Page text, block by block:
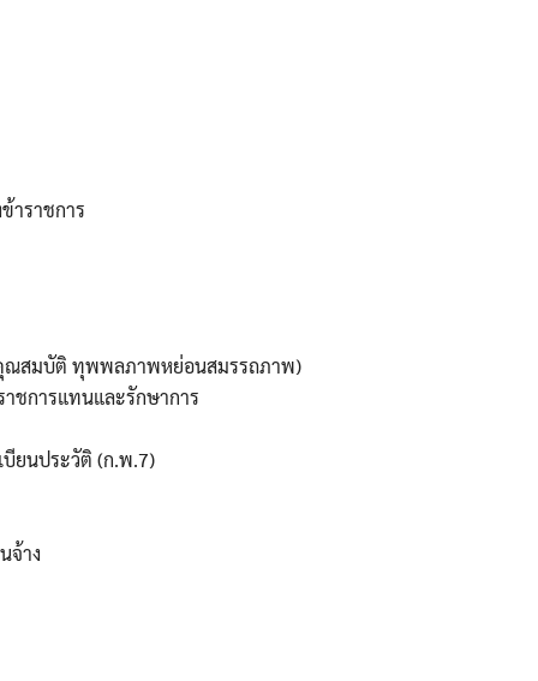
าราชการ
คุณสมบัติ ทุพพลภาพหย่อนสมรรถภาพ)
ชการแทนและรักษาการ
บียนประวัติ (ก.พ.7)
จ้าง